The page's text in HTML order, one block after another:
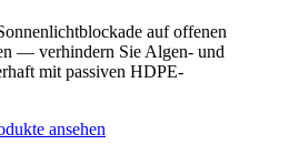
auf offenen
— verhindern Sie Algen- und
mit passiven HDPE-
ansehen